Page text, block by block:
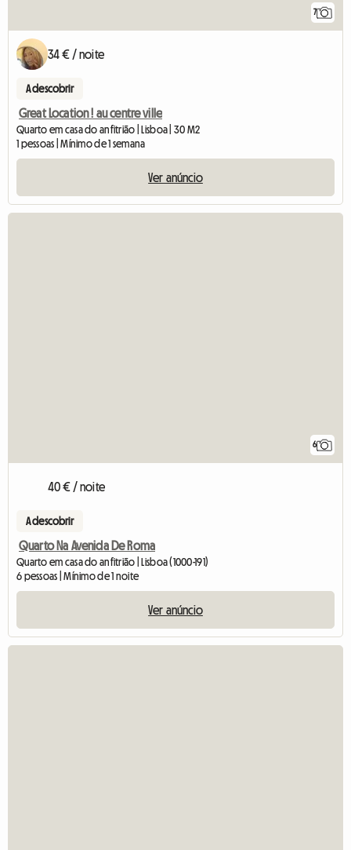
7
34 € / noite
A descobrir
Great Location ! au centre ville
Quarto em casa do anfitrião | Lisboa | 30 M2
1 pessoas | Mínimo de 1 semana
Ver anúncio
6
40 € / noite
A descobrir
Quarto Na Avenida De Roma
Quarto em casa do anfitrião | Lisboa (1000-191)
6 pessoas | Mínimo de 1 noite
Ver anúncio